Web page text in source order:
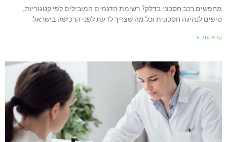
רכב חסכוני בדלק? רשימת הדגמים המובילים לפי קטגוריות,
לנהיגה חסכונית וכל מה שצריך לדעת לפני הרכישה בישראל.
עוד »